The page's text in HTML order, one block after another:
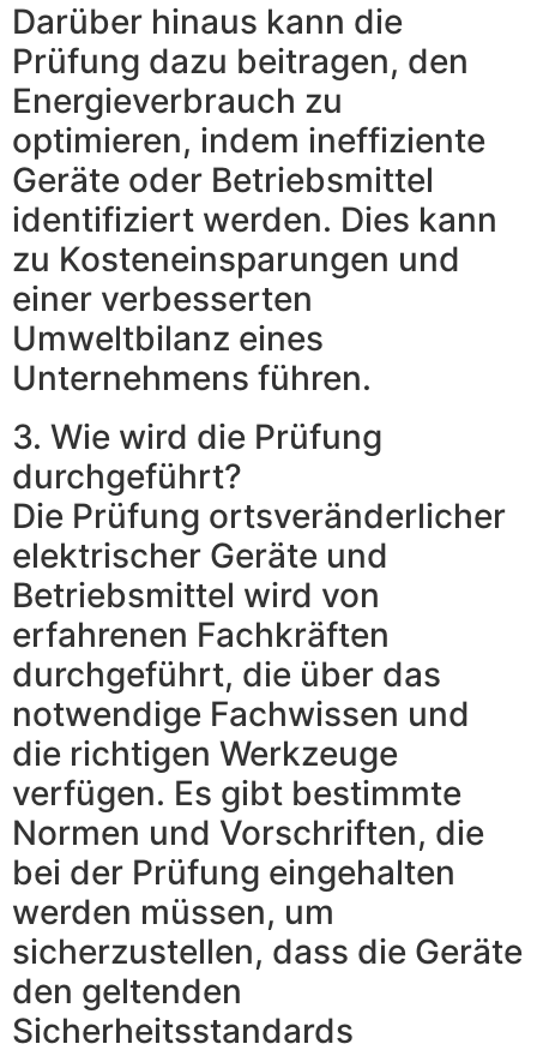
Darüber hinaus kann die
Prüfung dazu beitragen, den
Energieverbrauch zu
optimieren, indem ineffiziente
Geräte oder Betriebsmittel
identifiziert werden. Dies kann
zu Kosteneinsparungen und
einer verbesserten
Umweltbilanz eines
Unternehmens führen.
3. Wie wird die Prüfung
durchgeführt?
Die Prüfung ortsveränderlicher
elektrischer Geräte und
Betriebsmittel wird von
erfahrenen Fachkräften
durchgeführt, die über das
notwendige Fachwissen und
die richtigen Werkzeuge
verfügen. Es gibt bestimmte
Normen und Vorschriften, die
bei der Prüfung eingehalten
werden müssen, um
sicherzustellen, dass die Geräte
den geltenden
Sicherheitsstandards